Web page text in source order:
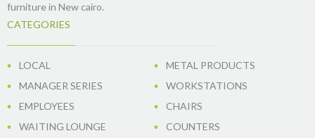
furniture in New cairo.
CATEGORIES
LOCAL
METAL PRODUCTS
MANAGER SERIES
WORKSTATIONS
EMPLOYEES
CHAIRS
WAITING LOUNGE
COUNTERS